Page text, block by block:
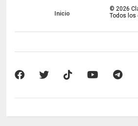
Inicio
© 2026
Todos los